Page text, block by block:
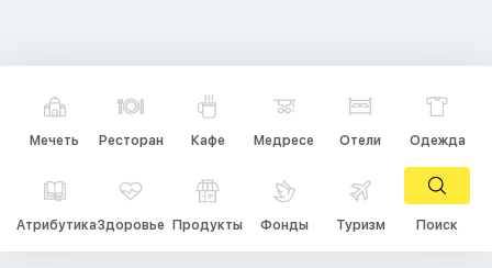
Мечеть Ресторан Кафе Медресе Отели Одежда
АтрибутикаЗдоровье Продукты Фонды Туризм Поиск